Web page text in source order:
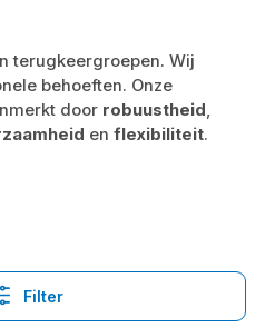
terugkeergroepen. Wij
behoeften. Onze
door robuustheid,
enflexibiliteit.
Filter